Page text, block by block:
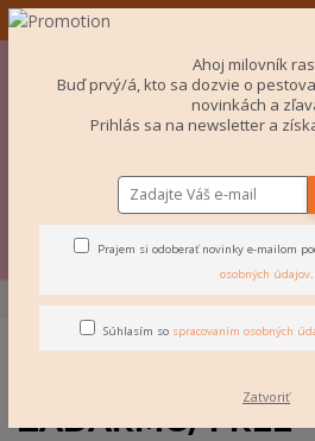
Po-Pi 10-16:00
Úvod DOPLNKY Re-use Kvetináč z
Re-use Kvetináč z
ZADARMO/ FREE
Ahoj milovník
Buď prvý/á, kto sa dozvie o
novinkách a
Prihlás sa na newsletter a
Prajem si odoberať novinky e-mailom
osobných údajov.
Súhlasím so spracovaním osobných
Zatvoriť